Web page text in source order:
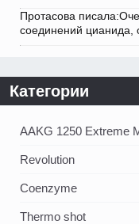
Протасова
соединений цианида,
Категории
AAKG 1250 Extreme
Revolution
Coenzyme
Thermo shot